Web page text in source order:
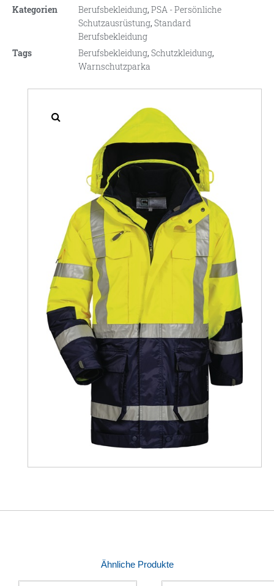
Kategorien Berufsbekleidung,PSA - Persönliche
Schutzausrüstung,Standard
Berufsbekleidung
Tags
Berufsbekleidung,Schutzkleidung,
Warnschutzparka
Ähnliche Produkte